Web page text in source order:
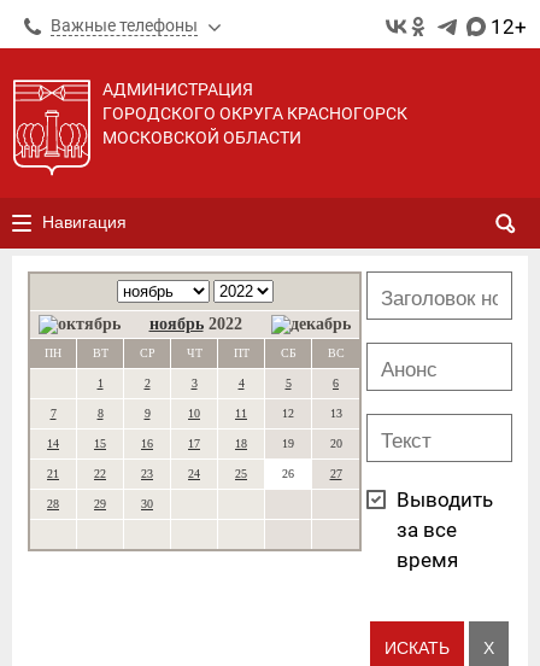
Важные телефоны 12+
АДМИНИСТРАЦИЯ
ГОРОДСКОГО ОКРУГА КРАСНОГОРСК
МОСКОВСКОЙ ОБЛАСТИ
Навигация
ноябрь 2022
ПН ВТ СР ЧТ ПТ СБ ВС
1 2 3 4 5 6
7 8 9 10 11 12 13
14 15 16 17 18 19 20
21 22 23 24 25 26 27
28 29 30
Выводить
за все
время